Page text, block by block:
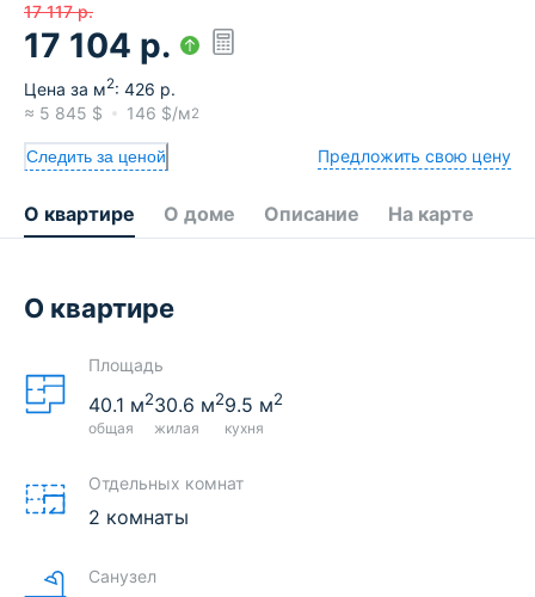
17 117 р.
17 104 р.
Цена за м2: 426 р.
≈ 5 845 $ 146 $/м2
Следить за ценой Предложить свою цену
О квартире О доме Описание На карте
О квартире
Площадь
40.1 м2
общая
30.6 м2
жилая
9.5 м2
кухня
Отдельных комнат
2 комнаты
Санузел